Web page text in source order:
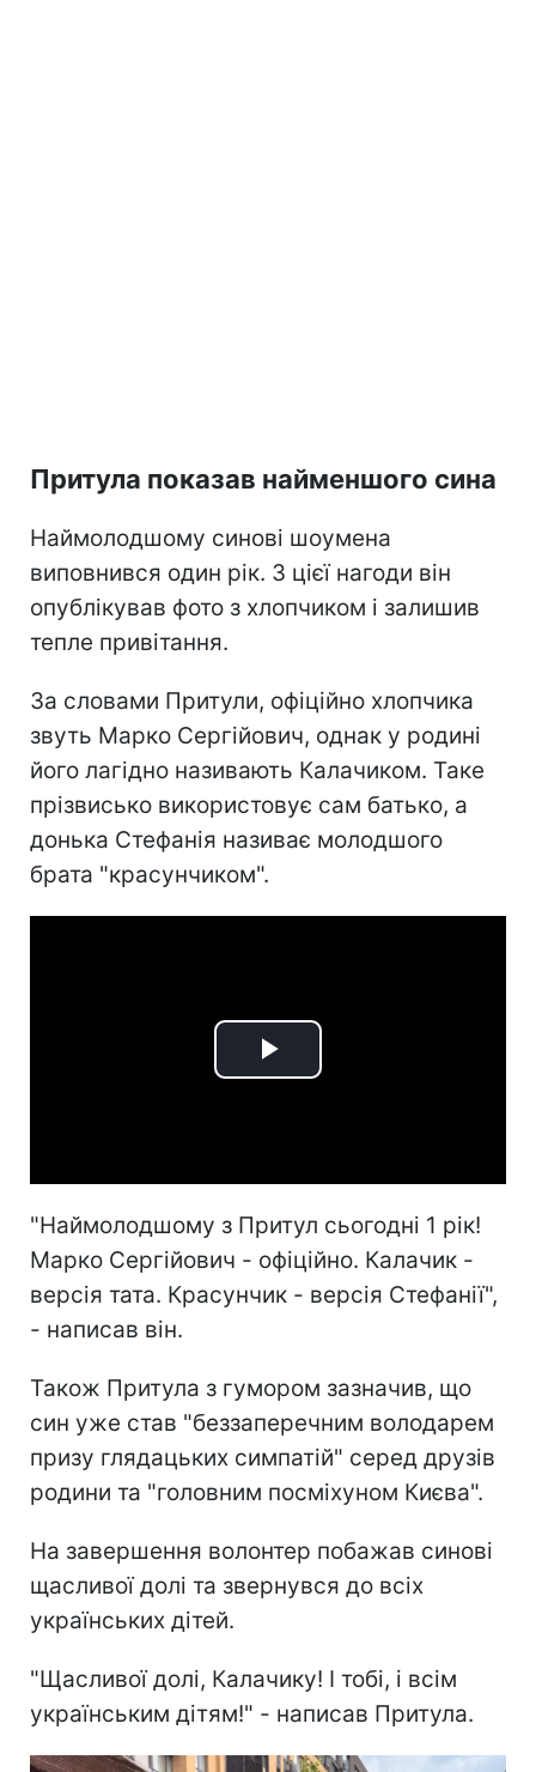
Притула показав найменшого сина
Наймолодшому синові шоумена
виповнився один рік. З цієї нагоди він
опублікував фото з хлопчиком і залишив
тепле привітання.
За словами Притули, офіційно хлопчика
звуть Марко Сергійович, однак у родині
його лагідно називають Калачиком. Таке
прізвисько використовує сам батько, а
донька Стефанія називає молодшого
брата "красунчиком".
Play
"Наймолодшому з Притул сьогодні 1 рік!
Марко Сергійович - офіційно. Калачик -
версія тата. Красунчик - версія Стефанії",
- написав він.
Також Притула з гумором зазначив, що
син уже став "беззаперечним володарем
призу глядацьких симпатій" серед друзів
родини та "головним посміхуном Києва".
На завершення волонтер побажав синові
щасливої долі та звернувся до всіх
українських дітей.
"Щасливої долі, Калачику! І тобі, і всім
українським дітям!" - написав Притула.